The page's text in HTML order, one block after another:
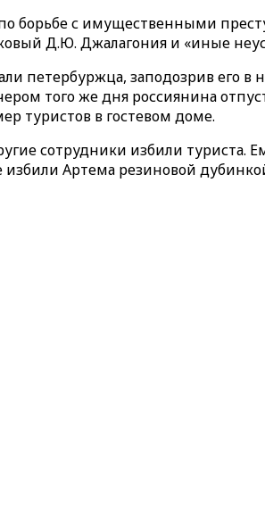
борьбе с имущественными
Д.Ю. Джалагония и «иные
петербуржца, заподозрив его в
того же дня россиянина
туристов в гостевом доме.
сотрудники избили туриста.
избили Артема резиновой